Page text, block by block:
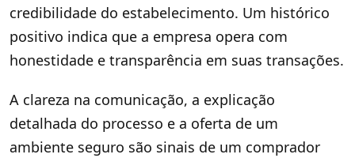
credibilidade do estabelecimento. Um histórico
positivo indica que a empresa opera com
honestidade e transparência em suas transações.
A clareza na comunicação, a explicação
detalhada do processo e a oferta de um
ambiente seguro são sinais de um comprador